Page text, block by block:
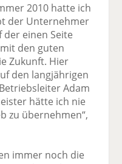
2010 hatte ich
der Unternehmer
einen Seite
den guten
Zukunft. Hier
den langjährigen
Adam
hätte ich nie
zu übernehmen“,
immer noch die